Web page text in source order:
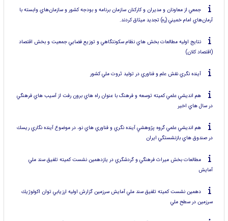
جمعي از معاونان و مديران و كاركنان سازمان برنامه و بودجه كشور و سازمان‌هاي وابسته با
آرمان‌هاي امام خميني (ره) تجديد ميثاق كردند.
نتايج اوليه مطالعات بخش هاي نظام سكونتگاهي و توزيع فضايي جمعيت و بخش اقتصاد
(اقتصاد كلان)
آينده نگري نقش علم و فناوري در توليد ثروت ملي كشور
هم انديشي علمي كميته توسعه و فرهنگ با عنوان راه هاي برون رفت از آسيب هاي فرهنگي
در سال هاي اخير
هم انديشي علمي گروه پژوهشيِ آينده نگري و فناوري هاي نو، در موضوع ‌آينده نگاري ريسك
در صندوق هاي بازنشستگي ايران
مطالعات بخش ميراث فرهنگي و گردشگري در يازدهمين نشست كميته تلفيق سند ملي
آمايش
دهمين نشست كميته تلفيق سند ملي آمايش سرزمين گزارش اوليه ارزيابي توان اكولوژيك
سرزمين در سطح ملي